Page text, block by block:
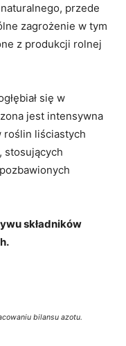
przede
zagrożenie w tym
z produkcji rolnej
się w
jest intensywna
roślin liściastych
stosujących
składników
bilansu azotu.